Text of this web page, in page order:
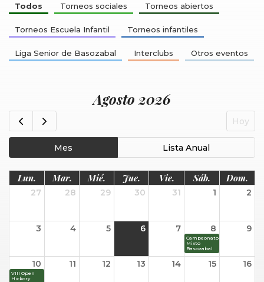
Todos Torneos sociales Torneos abiertos
Torneos Escuela Infantil Torneos infantiles
Liga Senior de Basozabal Interclubs Otros eventos
Hoy
Agosto 2026
Mes Lista Anual
Lun. Mar. Mié. Jue. Vie. Sáb. Dom.
27 28 29 30 31 1 2
3 4 5 6 7 8 9
Campeonato
Mixto
Basozabal
10 11 12 13 14 15 16
VIII Open
Hickory